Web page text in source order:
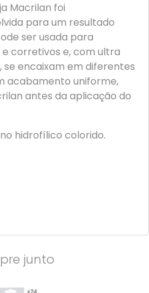
Macrilan foi
para um resultado
ser usada para
corretivos e, com ultra
se encaixam em diferentes
acabamento uniforme,
antes da aplicação do
hidrofílico colorido.
junto